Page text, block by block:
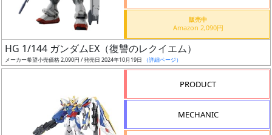
ー
ズ・
販売中
Amazon 2,090円
HG 1/144 ガンダムEX（復讐のレクイエム）
メーカー希望小売価格 2,090円 / 発売日 2024年10月19日 （詳細ページ）
PRODUCT
MECHANIC